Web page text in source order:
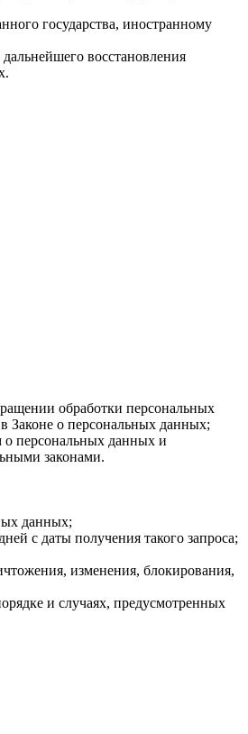
государства, иностранному
восстановления
обработки персональных
Законе о персональных данных;
о персональных данных и
законами.
данных;
с даты получения такого запроса;
изменения, блокирования,
и случаях, предусмотренных